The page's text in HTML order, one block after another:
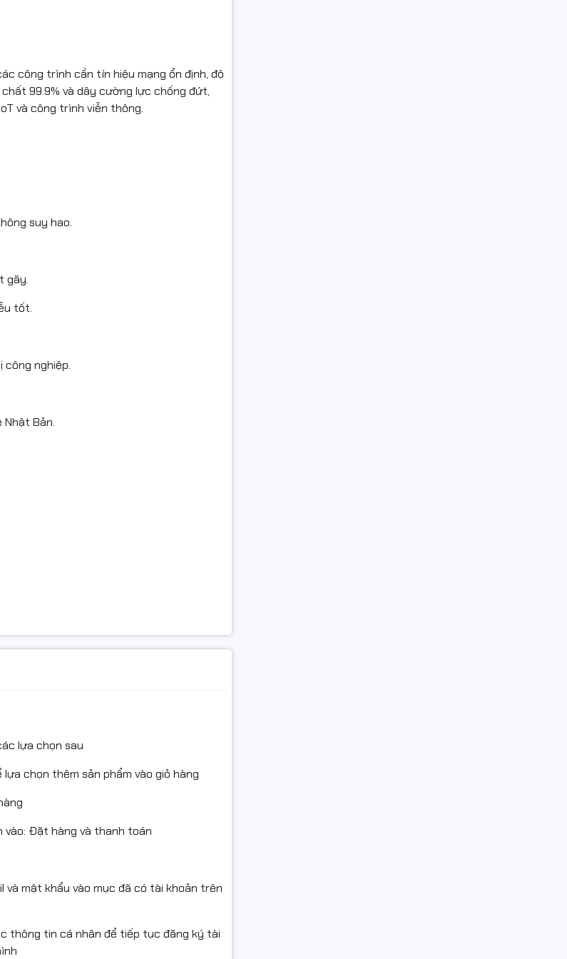
công trình cần tín hiệu mạng ổn định, độ
99.9% và dây cường lực chống đứt,
và công trình viễn thông.
suy hao.
gãy.
tốt.
công nghiệp.
Bản.
lựa chọn sau
chọn thêm sản phẩm vào giỏ hàng
vào: Đặt hàng và thanh toán
và mật khẩu vào mục đã có tài khoản trên
thông tin cá nhân để tiếp tục đăng ký tài
Nam – sản xuất trên dây chuyền công nghệ Nhật Bản.
đai, nguyên kiện.
hàng để làm bằng chứng nếu sản phẩm bị hư hỏng,
được hoặc chưa biết cách dùng, vui lòng liên hệ
phẩm còn nguyên trạng và có giá trị sử dụng.